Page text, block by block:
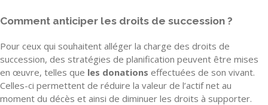
Comment anticiper les droits de succession ?
Pour ceux qui souhaitent alléger la charge des droits de
succession, des stratégies de planification peuvent être mises
en œuvre, telles que les donations effectuées de son vivant.
Celles-ci permettent de réduire la valeur de l’actif net au
moment du décès et ainsi de diminuer les droits à supporter.